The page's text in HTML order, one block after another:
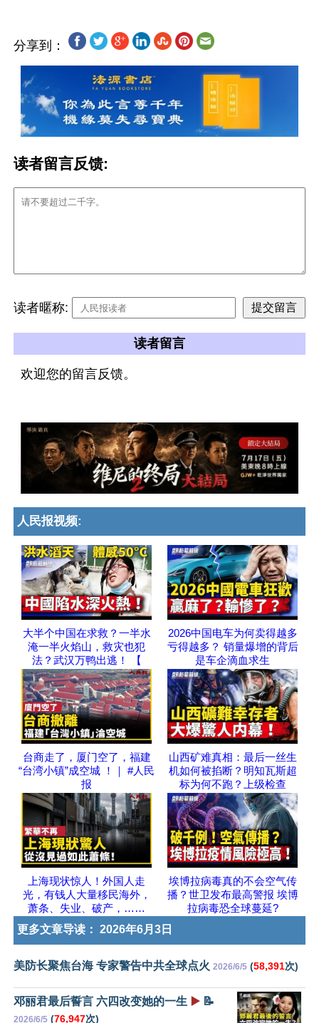
分享到：
读者留言反馈:
读者暱称:
读者留言
欢迎您的留言反馈。
人民报视频:
大半个中国在求救？一半水
淹一半火焰山，救灾也犯
法？武汉万鸭出逃！ 【
2026中国电车为何卖得越多
亏得越多？ 销量爆增的背后
是车企滴血求生
台商走了，厦门空了，福建
“台湾小镇”成空城 ！｜ #人民
报
山西矿难真相：最后一丝生
机如何被掐断？明知瓦斯超
标为何不跑？上级检查
上海现状惊人！外国人走
光，有钱人大量移民海外，
萧条、失业、破产，……
埃博拉病毒真的不会空气传
播？世卫发布最高警报 埃博
拉病毒恐全球蔓延?
更多文章导读： 2026年6月3日
美防长聚焦台海 专家警告中共全球点火 2026/6/5 (58,391次)
邓丽君最后誓言 六四改变她的一生 ▶️ 📝
2026/6/5 (76,947次)